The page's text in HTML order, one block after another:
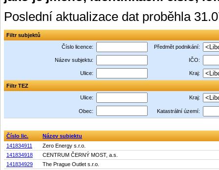
Poslední aktualizace dat proběhla
Filtr subjektů
Číslo licence:
Předmět podnikání:
Název subjektu: IČO:
Ulice: Kraj:
Filtr TEZ
Ulice:
Kraj:
Obec: Katastrální území:
Číslo lic.
Název subjektu
141834911
Zero Energy s.r.o.
141834918
CENTRUM ČERNÝ MOST, a.s.
141834929
The Prague Outlet s.r.o.